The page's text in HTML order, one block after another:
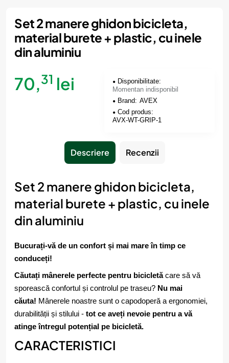
Momentan indisponibil
Set 2 manere ghidon bicicleta,
material burete + plastic, cu inele
din aluminiu
70,31 lei
Disponibilitate:
Momentan indisponibil
Brand: AVEX
Cod produs:
AVX-WT-GRIP-1
Descriere Recenzii
Set 2 manere ghidon bicicleta,
material burete + plastic, cu inele
din aluminiu
Bucurați-vă de un confort și mai mare în timp ce
conduceți!
Căutați mânerele perfecte pentru bicicletăcare să vă
sporească confortul și controlul pe traseu? Nu mai
căuta! Mânerele noastre sunt o capodoperă a ergonomiei,
durabilității și stilului - tot ce aveți nevoie pentru a vă
atinge întregul potențial pe bicicletă.
CARACTERISTICI